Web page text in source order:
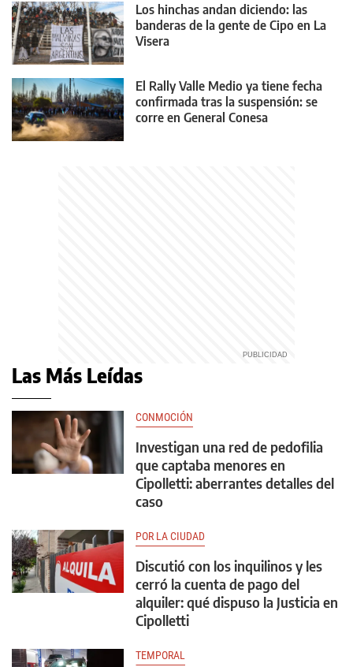
Los hinchas andan diciendo: las
banderas de la gente de Cipo en La
Visera
El Rally Valle Medio ya tiene fecha
confirmada tras la suspensión: se
corre en General Conesa
Las Más Leídas
CONMOCIÓN
Investigan una red de pedofilia
que captaba menores en
Cipolletti: aberrantes detalles del
caso
POR LA CIUDAD
Discutió con los inquilinos y les
cerró la cuenta de pago del
alquiler: qué dispuso la Justicia en
Cipolletti
TEMPORAL